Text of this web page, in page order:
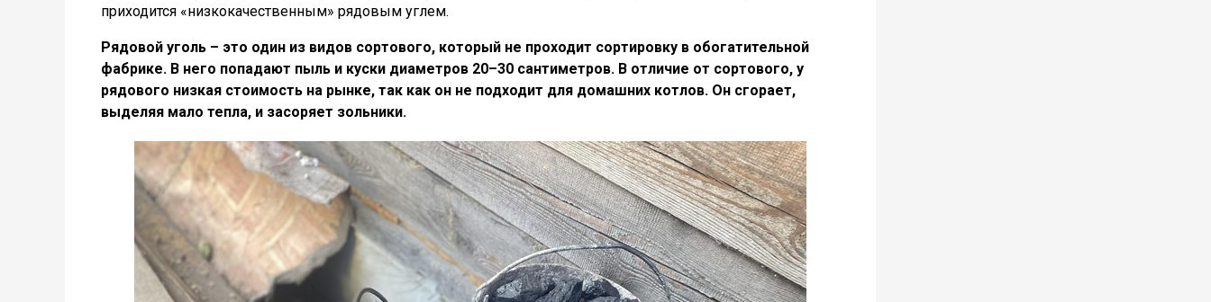
приходится «низкокачественным» рядовым углем.
Рядовой уголь – это один из видов сортового, который не проходит сортировку в обогатительной
фабрике. В него попадают пыль и куски диаметров 20–30 сантиметров. В отличие от сортового, у
рядового низкая стоимость на рынке, так как он не подходит для домашних котлов. Он сгорает,
выделяя мало тепла, и засоряет зольники.